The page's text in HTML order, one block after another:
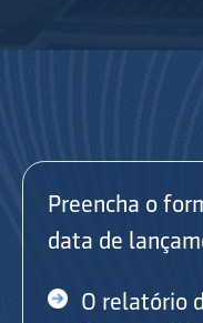
Preencha o
data de
O relatório